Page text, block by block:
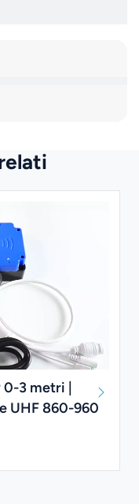
3 metri |
UHF 860-960